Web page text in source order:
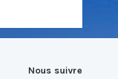
Nous suivre